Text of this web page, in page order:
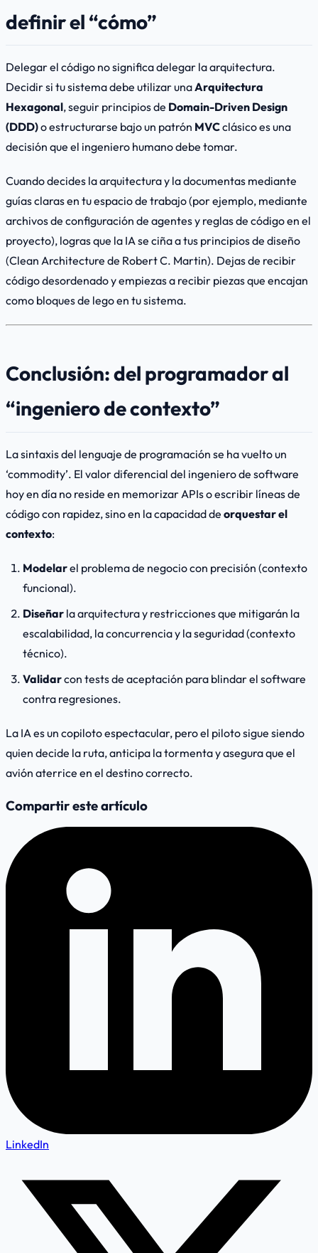
definir el “cómo”
Delegar el código no significa delegar la arquitectura.
Decidir si tu sistema debe utilizar unaArquitectura
Hexagonal, seguir principios de Domain-Driven Design
(DDD)o estructurarse bajo un patrón MVCclásico es una
decisión que el ingeniero humano debe tomar.
Cuando decides la arquitectura y la documentas mediante
guías claras en tu espacio de trabajo (por ejemplo, mediante
archivos de configuración de agentes y reglas de código en el
proyecto), logras que la IA se ciña a tus principios de diseño
(Clean Architecture de Robert C. Martin). Dejas de recibir
código desordenado y empiezas a recibir piezas que encajan
como bloques de lego en tu sistema.
Conclusión: del programador al
“ingeniero de contexto”
La sintaxis del lenguaje de programación se ha vuelto un
‘commodity’. El valor diferencial del ingeniero de software
hoy en día no reside en memorizar APIs o escribir líneas de
código con rapidez, sino en la capacidad de orquestar el
contexto:
Modelarel problema de negocio con precisión (contexto
funcional).
Diseñar la arquitectura y restricciones que mitigarán la
escalabilidad, la concurrencia y la seguridad (contexto
técnico).
Validarcon tests de aceptación para blindar el software
contra regresiones.
La IA es un copiloto espectacular, pero el piloto sigue siendo
quien decide la ruta, anticipa la tormenta y asegura que el
avión aterrice en el destino correcto.
Compartir este artículo
LinkedIn